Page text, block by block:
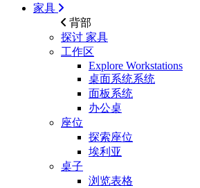
家具
背部
探讨 家具
工作区
Explore Workstations
桌面系统系统
面板系统
办公桌
座位
探索座位
埃利亚
桌子
浏览表格